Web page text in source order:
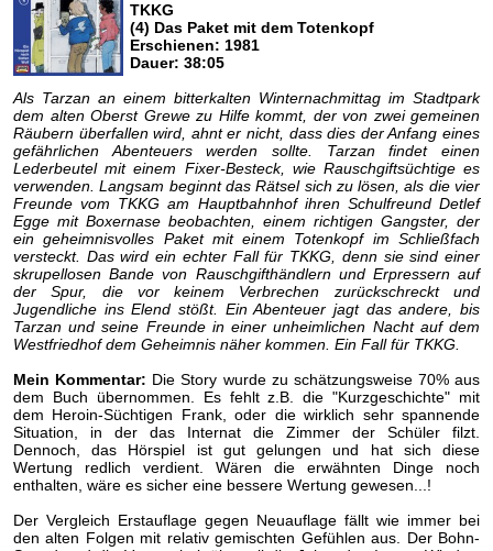
TKKG
(4) Das Paket mit dem Totenkopf
Erschienen: 1981
Dauer: 38:05
Als Tarzan an einem bitterkalten Winternachmittag im Stadtpark
dem alten Oberst Grewe zu Hilfe kommt, der von zwei gemeinen
Räubern überfallen wird, ahnt er nicht, dass dies der Anfang eines
gefährlichen Abenteuers werden sollte. Tarzan findet einen
Lederbeutel mit einem Fixer-Besteck, wie Rauschgiftsüchtige es
verwenden. Langsam beginnt das Rätsel sich zu lösen, als die vier
Freunde vom TKKG am Hauptbahnhof ihren Schulfreund Detlef
Egge mit Boxernase beobachten, einem richtigen Gangster, der
ein geheimnisvolles Paket mit einem Totenkopf im Schließfach
versteckt. Das wird ein echter Fall für TKKG, denn sie sind einer
skrupellosen Bande von Rauschgifthändlern und Erpressern auf
der Spur, die vor keinem Verbrechen zurückschreckt und
Jugendliche ins Elend stößt. Ein Abenteuer jagt das andere, bis
Tarzan und seine Freunde in einer unheimlichen Nacht auf dem
Westfriedhof dem Geheimnis näher kommen. Ein Fall für TKKG.
Mein Kommentar: Die Story wurde zu schätzungsweise 70% aus
dem Buch übernommen. Es fehlt z.B. die "Kurzgeschichte" mit
dem Heroin-Süchtigen Frank, oder die wirklich sehr spannende
Situation, in der das Internat die Zimmer der Schüler filzt.
Dennoch, das Hörspiel ist gut gelungen und hat sich diese
Wertung redlich verdient. Wären die erwähnten Dinge noch
enthalten, wäre es sicher eine bessere Wertung gewesen...!
Der Vergleich Erstauflage gegen Neuauflage fällt wie immer bei
den alten Folgen mit relativ gemischten Gefühlen aus. Der Bohn-